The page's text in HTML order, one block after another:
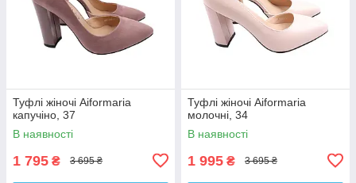
Туфлі жіночі Aiformaria
капучіно, 37
В наявності
1 795 ₴ 3 695 ₴
Туфлі жіночі Aiformaria
молочні, 34
В наявності
1 995 ₴ 3 695 ₴